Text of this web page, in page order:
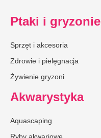
Ptaki i gryzonie
Sprzęt i akcesoria
Zdrowie i pielęgnacja
Żywienie gryzoni
Akwarystyka
Aquascaping